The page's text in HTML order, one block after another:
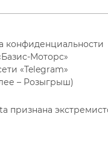
конфиденциальности
Моторс»
«Telegram»
– Розыгрыш)
признана
аналогичные